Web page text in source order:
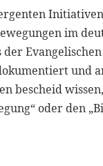
im
und
bescheid
oder den